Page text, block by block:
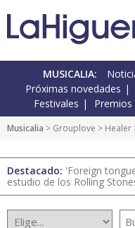
MUSICALIA:
Próximas novedades
Festivales
Premios
Musicalia > Grouplove > Healer
Destacado: 'Foreign
estudio de los Rolling